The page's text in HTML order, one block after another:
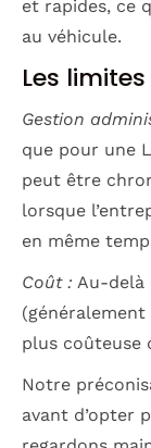
et rapides, ce
au véhicule.
Les
Gestion
que pour une
peut être
lorsque
en même
Coût : Au-delà
(généralement
plus coûteuse
Notre
avant d’opter